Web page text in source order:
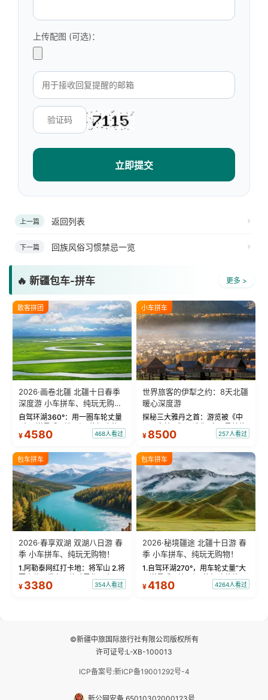
上传配图 (可选)：
立即提交
上一篇 返回列表
下一篇 回族风俗习惯禁忌一览
🔥 新疆包车-拼车 更多 >
散客拼团
2026·画卷北疆 北疆十日春季
深度游 小车拼车、纯玩无购
物！
自驾环湖360°：用一圈车轮丈量
“大西洋最后一滴眼泪”的极致蔚
蓝。 赛湖旅拍：甄选多款风格服
绝美瞬间。 赛湖坦克300跟车视
频：专业摄影师...
¥4580 468人看过
小车拼车
世界旅客的伊犁之约：8天北疆
暖心深度游
探秘三大雅丹之首：游览被《中
国国家地理》评选为“中国最美的
三大雅丹”第一名的克拉玛依魔鬼
瓦人最大村落——禾木村，欣赏
晨雾与小木...
¥ 8500 257人看过
包车拼车
2026·春享双湖 双湖八日游 春
季 小车拼车、纯玩无购物！
1.阿勒泰网红打卡地：将军山 2.将
军山落日缆车，体验雪都风光 3.
将军山，夕阳派对，蹦迪party 4.
¥ 3380 354人看过
包车拼车
2026·秘境疆途 北疆十日游 春
季 小车拼车、纯玩无购物！
1.自驾环湖270°，用车轮丈量“大
西洋最后一滴眼泪”的极致蔚蓝，
让雪山、花海与深邃湖水在转弯
¥4180 4264人看过
©新疆中旅国际旅行社有限公司版权所有
许可证号:L-XB-100013
ICP备案号:新ICP备19001292号-4